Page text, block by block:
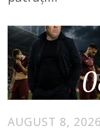
AUGUST 8, 2026